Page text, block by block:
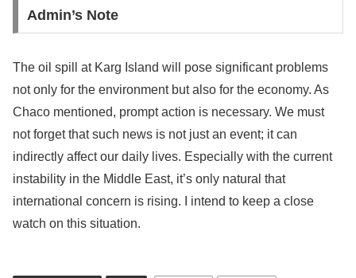
Admin’s Note
The oil spill at Karg Island will pose significant problems
not only for the environment but also for the economy. As
Chaco mentioned, prompt action is necessary. We must
not forget that such news is not just an event; it can
indirectly affect our daily lives. Especially with the current
instability in the Middle East, it’s only natural that
international concern is rising. I intend to keep a close
watch on this situation.